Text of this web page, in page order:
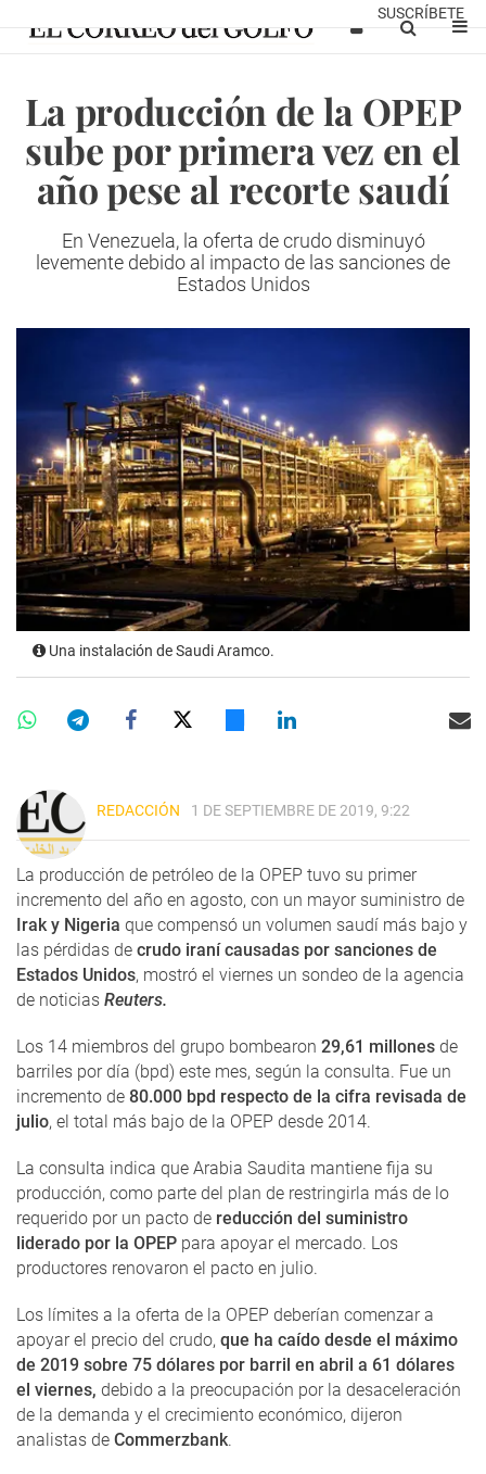
SUSCRÍBETE
La producción de la OPEP
sube por primera vez en el
año pese al recorte saudí
En Venezuela, la oferta de crudo disminuyó
levemente debido al impacto de las sanciones de
Estados Unidos
Una instalación de Saudi Aramco.
REDACCIÓN 1 DE SEPTIEMBRE DE 2019, 9:22
La producción de petróleo de la OPEP tuvo su primer
incremento del año en agosto, con un mayor suministro de
Irak y Nigeria que compensó un volumen saudí más bajo y
las pérdidas de crudo iraní causadas por sanciones de
Estados Unidos, mostró el viernes un sondeo de la agencia
de noticias Reuters.
Los 14 miembros del grupo bombearon 29,61 millones de
barriles por día (bpd) este mes, según la consulta. Fue un
incremento de 80.000 bpd respecto de la cifra revisada de
julio, el total más bajo de la OPEP desde 2014.
La consulta indica que Arabia Saudita mantiene fija su
producción, como parte del plan de restringirla más de lo
requerido por un pacto de reducción del suministro
liderado por la OPEP para apoyar el mercado. Los
productores renovaron el pacto en julio.
Los límites a la oferta de la OPEP deberían comenzar a
apoyar el precio del crudo, que ha caído desde el máximo
de 2019 sobre 75 dólares por barril en abril a 61 dólares
el viernes, debido a la preocupación por la desaceleración
de la demanda y el crecimiento económico, dijeron
analistas de Commerzbank.